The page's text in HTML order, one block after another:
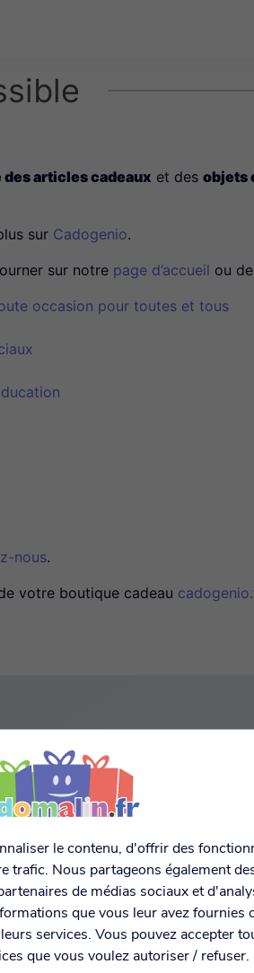
articles cadeaux et des objets
sur Cadogenio.
sur notre page d’accueil ou
occasion pour toutes et tous
nous.
votre boutique cadeau
RAPIDE ET
EN 48H
DONNÉES
le contenu, d'offrir des
trafic. Nous partageons également
de médias sociaux et
que vous leur avez fournies
services. Vous pouvez accepter
que vous voulez autoriser / refuser.